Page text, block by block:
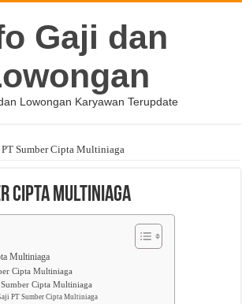
Gaji dan
Lowongan Karyawan Terupdate
Sumber Cipta Multiniaga
Cipta Multiniaga
Multiniaga
Cipta Multiniaga
Cipta Multiniaga
PT Sumber Cipta Multiniaga